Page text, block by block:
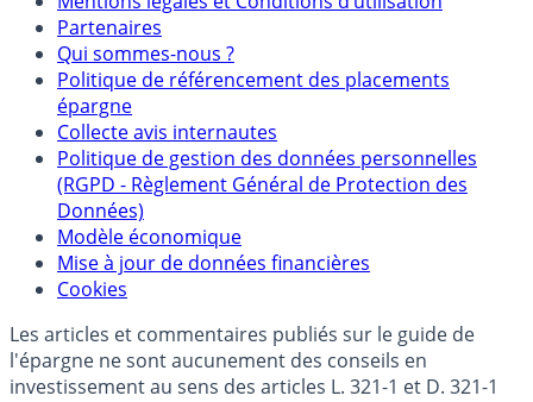
Mentions légales et Conditions d’utilisation
Partenaires
Qui sommes-nous ?
Politique de référencement des placements
épargne
Collecte avis internautes
Politique de gestion des données personnelles
(RGPD - Règlement Général de Protection des
Données)
Modèle économique
Mise à jour de données financières
Cookies
Les articles et commentaires publiés sur le guide de
l'épargne ne sont aucunement des conseils en